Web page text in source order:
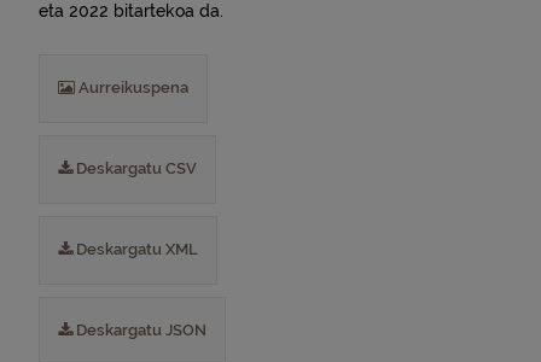
eta 2022 bitartekoa da.
Aurreikuspena
Deskargatu CSV
Deskargatu XML
Deskargatu JSON